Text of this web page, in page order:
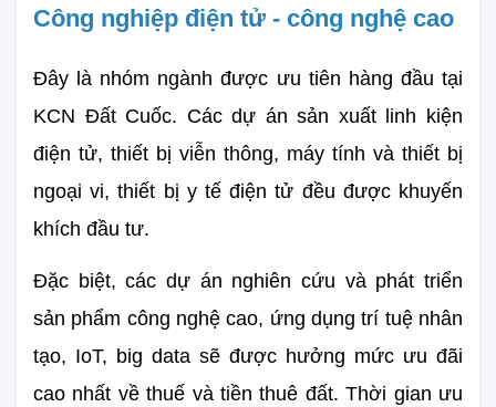
Công nghiệp điện tử - công nghệ cao
Đây là nhóm ngành được ưu tiên hàng đầu tại
KCN Đất Cuốc. Các dự án sản xuất linh kiện
điện tử, thiết bị viễn thông, máy tính và thiết bị
ngoại vi, thiết bị y tế điện tử đều được khuyến
khích đầu tư.
Đặc biệt, các dự án nghiên cứu và phát triển
sản phẩm công nghệ cao, ứng dụng trí tuệ nhân
tạo, IoT, big data sẽ được hưởng mức ưu đãi
cao nhất về thuế và tiền thuê đất. Thời gian ưu